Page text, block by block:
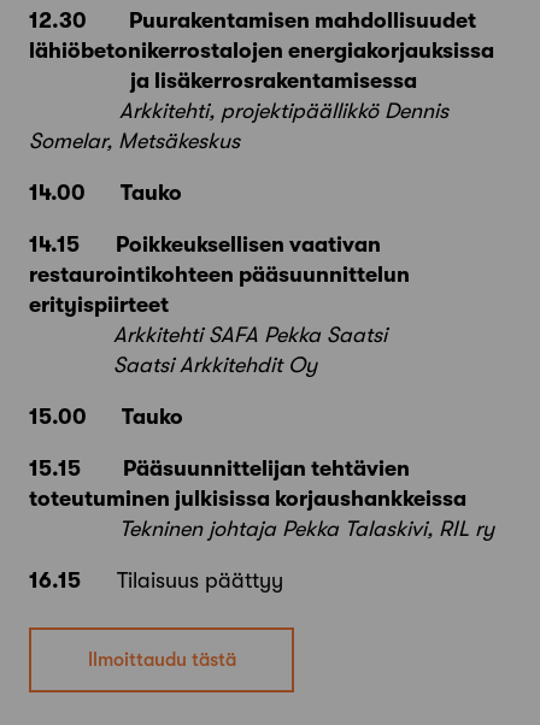
12.30
Puurakentamisen mahdollisuudet
lähiöbetonikerrostalojen energiakorjauksissa
ja lisäkerrosrakentamisessa
Arkkitehti, projektipäällikkö Dennis
Somelar, Metsäkeskus
14.00 Tauko
14.15
Poikkeuksellisen vaativan
restaurointikohteen pääsuunnittelun
erityispiirteet
Arkkitehti SAFA Pekka Saatsi
Saatsi Arkkitehdit Oy
15.00 Tauko
15.15
Pääsuunnittelijan tehtävien
toteutuminen julkisissa korjaushankkeissa
Tekninen johtaja Pekka Talaskivi, RIL ry
16.15 Tilaisuus päättyy
Ilmoittaudu tästä